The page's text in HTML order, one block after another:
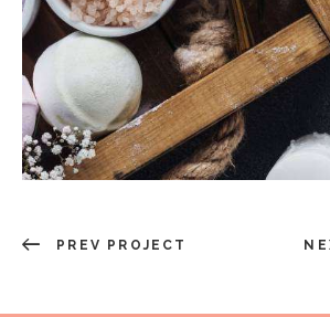
PREV PROJECT